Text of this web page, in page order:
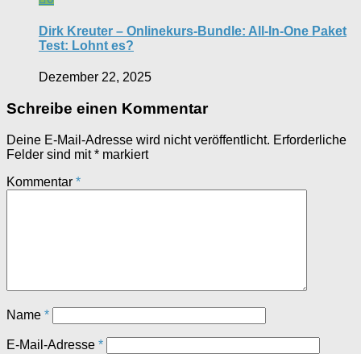
Dirk Kreuter – Onlinekurs-Bundle: All-In-One Paket
Test: Lohnt es?
Dezember 22, 2025
Schreibe einen Kommentar
Deine E-Mail-Adresse wird nicht veröffentlicht. Erforderliche
Felder sind mit* markiert
Kommentar *
Name *
E-Mail-Adresse *